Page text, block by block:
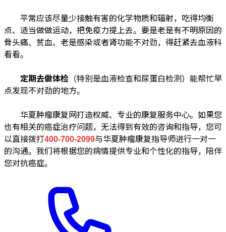
平常应该尽量少接触有害的化学物质和辐射，吃得均衡
点、适当做做运动，把免疫力提上去。要是老是有不明原因的
骨头痛、贫血、老是感染或者肾功能不对劲，得赶紧去血液科
看看。
定期去做体检 （特别是血液检查和尿蛋白检测）能帮忙早
点发现不对劲的地方。
华夏肿瘤康复网打造权威、专业的康复服务中心。如果您
也有相关的癌症治疗问题，无法得到有效的咨询和指导，您可
以直接拨打400-700-2099与华夏肿瘤康复指导师进行一对一
的沟通。我们将根据您的病情提供专业和个性化的指导，陪伴
您对抗癌症。